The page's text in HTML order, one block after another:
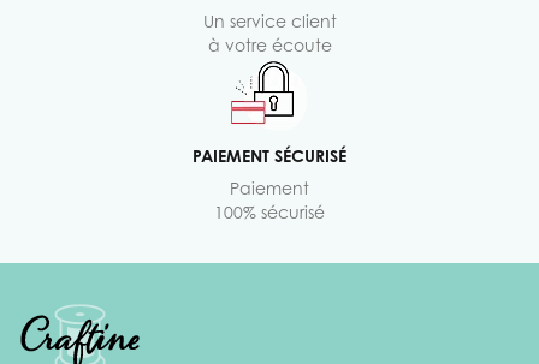
Un service client
à votre écoute
PAIEMENT SÉCURISÉ
Paiement
100% sécurisé